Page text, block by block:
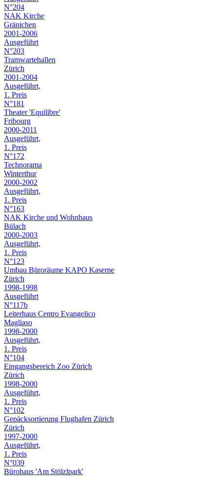
N°204
NAK Kirche
Gränichen
2001-2006
Ausgeführt
N°203
Tramwartehallen
Zürich
2001-2004
Ausgeführt,
1. Preis
N°181
Theater 'Equilibre'
Fribourg
2000-2011
Ausgeführt,
1. Preis
N°172
Technorama
Winterthur
2000-2002
Ausgeführt,
1. Preis
N°163
NAK Kirche und Wohnhaus
Bülach
2000-2003
Ausgeführt,
1. Preis
N°123
Umbau Büroräume KAPO Kaserne
Zürich
1998-1998
Ausgeführt
N°117b
Leiterhaus Centro Evangelico
Magliaso
1998-2000
Ausgeführt,
1. Preis
N°104
Eingangsbereich Zoo Zürich
Zürich
1998-2000
Ausgeführt,
1. Preis
N°102
Gepäcksortierung Flughafen Zürich
Zürich
1997-2000
Ausgeführt,
1. Preis
N°039
Bürohaus 'Am Stölzlpark'